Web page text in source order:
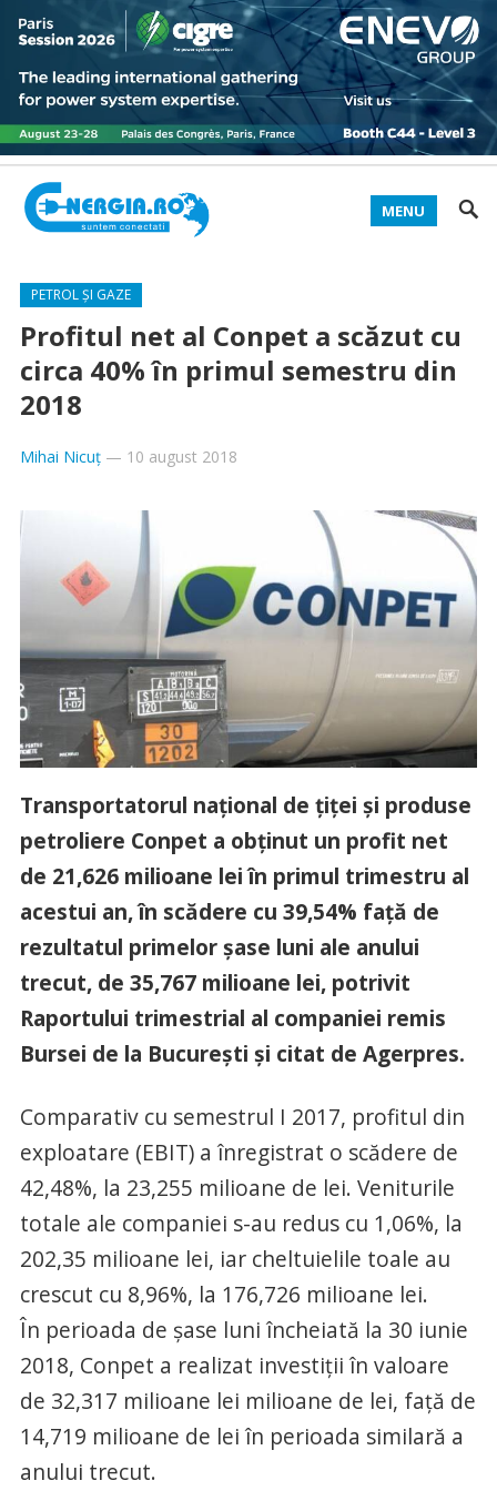
MENU
PETROL ȘI GAZE
Profitul net al Conpet a scăzut cu
circa 40% în primul semestru din
2018
Mihai Nicuț— 10 august 2018
Transportatorul naţional de ţiţei şi produse
petroliere Conpet a obţinut un profit net
de 21,626 milioane lei în primul trimestru al
acestui an, în scădere cu 39,54% faţă de
rezultatul primelor şase luni ale anului
trecut, de 35,767 milioane lei, potrivit
Raportului trimestrial al companiei remis
Bursei de la Bucureşti şi citat de Agerpres.
Comparativ cu semestrul I 2017, profitul din
exploatare (EBIT) a înregistrat o scădere de
42,48%, la 23,255 milioane de lei. Veniturile
totale ale companiei s-au redus cu 1,06%, la
202,35 milioane lei, iar cheltuielile toale au
crescut cu 8,96%, la 176,726 milioane lei.
În perioada de şase luni încheiată la 30 iunie
2018, Conpet a realizat investiţii în valoare
de 32,317 milioane lei milioane de lei, faţă de
14,719 milioane de lei în perioada similară a
anului trecut.